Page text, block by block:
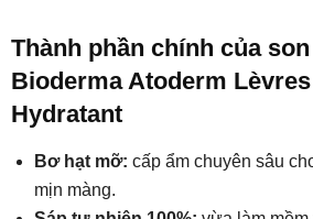
Thành phần chính của
Bioderma Atoderm
Hydratant
Bơ hạt mỡ: cấp ẩm chuyên sâu
mịn màng.